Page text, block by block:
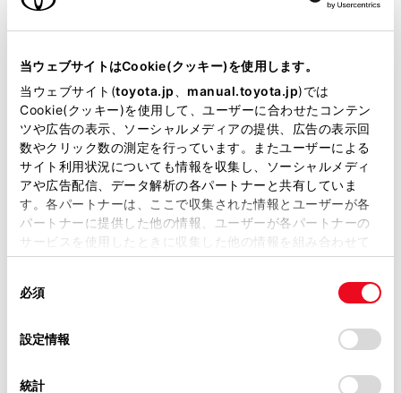
当ウェブサイトはCookie(クッキー)を使用します。
当ウェブサイト(toyota.jp manual.toyota.jp)では
Cookie(クッキー)を使用して、ユーザーに合わせたコンテン
ツや広告の表示、ソーシャルメディアの提供、広告の表示回
数やクリック数の測定を行っています。またユーザーによる
サイト利用状況についても情報を収集し、ソーシャルメディ
アや広告配信、データ解析の各パートナーと共有していま
す。各パートナーは、ここで収集された情報とユーザーが各
パートナーに提供した他の情報、ユーザーが各パートナーの
サービスを使用したときに収集した他の情報を組み合わせて
使用することがあります。当ウェブサイトの使用を続行する
デバイスにすべてのCookie(クッキー)が保存されることに同
意したことになります。Cookie(クッキー)のオプトアウト、
設定の変更、同意を撤回したりするにあたっては、当社の
必須
設定情報
統計
カタログを見る カタログを見る
アクセサリー、その他カタログはこち
ら
ハイランダー ハリアー
アクセサリー、その他カタログはこち